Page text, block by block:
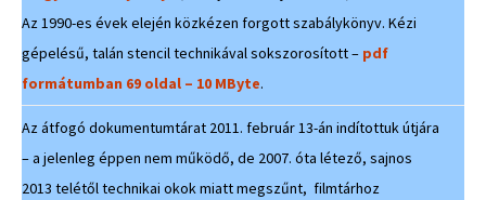
Az 1990-es évek elején közkézen forgott szabálykönyv. Kézi
gépelésű, talán stencil technikával sokszorosított – pdf
formátumban 69 oldal – 10 MByte.
Az átfogó dokumentumtárat 2011. február 13-án indítottuk útjára
– a jelenleg éppen nem működő, de 2007. óta létező, sajnos
2013 telétől technikai okok miatt megszűnt, filmtárhoz